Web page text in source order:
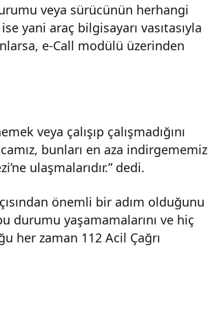
veya sürücünün herhangi
yani araç bilgisayarı vasıtasıyla
e-Call modülü üzerinden
veya çalışıp çalışmadığını
bunları en aza indirgememiz
ulaşmalarıdır.” dedi.
önemli bir adım olduğunu
durumu yaşamamalarını ve hiç
her zaman 112 Acil Çağrı